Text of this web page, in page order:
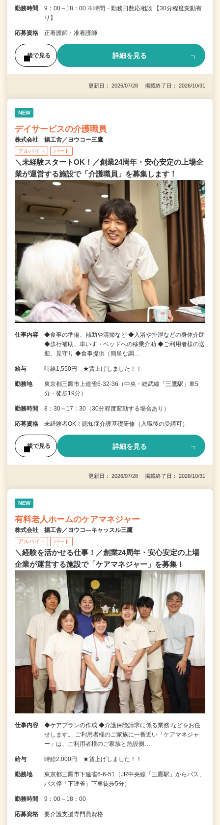
勤務時間
9：00～18：00 ※時間・勤務日数応相談 【30分程度変動有
り】
応募資格 正看護師・准看護師
後で見る 詳細を見る
更新日： 2026/07/28 掲載終了日： 2026/10/31
NEW
デイサービスの介護職員
株式会社 揚工舎／ヨウコー三鷹
アルバイト パート
＼未経験スタートOK！／創業24周年・安心安定の上場企
業が運営する施設で「介護職員」を募集します！
仕事内容
◆食事の準備、補助や清掃など ◆入浴や排泄などの身体介助
◆歩行補助、車いす・ベッドへの移乗介助 ◆ご利用者様の送
迎、見守り ◆食事提供（簡単な調…
給与 時給1,550円 ★賃上げしました！！
勤務地
東京都三鷹市上連雀6-32-36（中央・総武線「三鷹駅」車5
分・徒歩19分）
勤務時間 8：30～17：30（30分程度変動する場合あり）
応募資格 未経験者OK！認知症介護基礎研修（入職後の受講可）
後で見る 詳細を見る
更新日： 2026/07/28 掲載終了日： 2026/10/31
NEW
有料老人ホームのケアマネジャー
株式会社 揚工舎／ヨウコ―キャッスル三鷹
アルバイト パート
＼経験を活かせる仕事！／創業24周年・安心安定の上場
企業が運営する施設で「ケアマネジャー」を募集！
仕事内容
◆ケアプランの作成 ◆介護保険請求に係る業務 などをお任
せします。 ご利用者様のご家族に一番近い「ケアマネジャ
ー」は、ご利用者様のご家族と施設側…
給与 時給2,000円 ★賃上げしました！！
勤務地
東京都三鷹市下連雀6‐6‐51（JR中央線「三鷹駅」からバス、
バス停「下連雀」下車徒歩5分）
勤務時間 9：00～18：00
応募資格 要介護支援専門員資格